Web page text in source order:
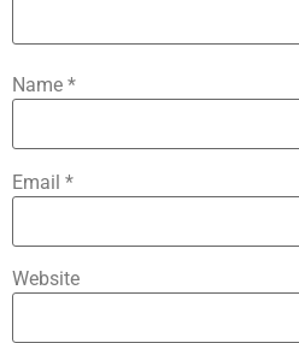
Name *
Email *
Website